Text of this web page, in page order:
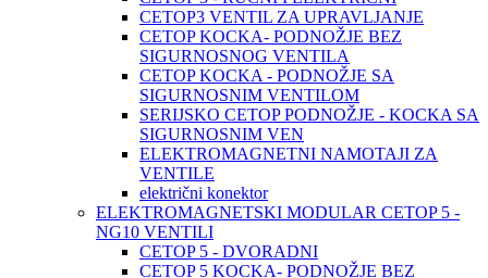
CETOP3 VENTIL ZA UPRAVLJANJE
CETOP KOCKA- PODNOŽJE BEZ
SIGURNOSNOG VENTILA
CETOP KOCKA - PODNOŽJE SA
SIGURNOSNIM VENTILOM
SERIJSKO CETOP PODNOŽJE - KOCKA SA
SIGURNOSNIM VEN
ELEKTROMAGNETNI NAMOTAJI ZA
VENTILE
električni konektor
ELEKTROMAGNETSKI MODULAR CETOP 5 -
NG10 VENTILI
CETOP 5 - DVORADNI
CETOP 5 KOCKA- PODNOŽJE BEZ